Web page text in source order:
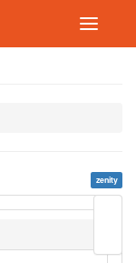
zenity
page